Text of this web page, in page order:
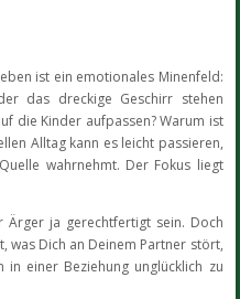
ist ein emotionales Minenfeld:
das dreckige Geschirr stehen
die Kinder aufpassen? Warum ist
Alltag kann es leicht passieren,
wahrnehmt. Der Fokus liegt
Ärger ja gerechtfertigt sein. Doch
was Dich an Deinem Partner stört,
einer Beziehung unglücklich zu